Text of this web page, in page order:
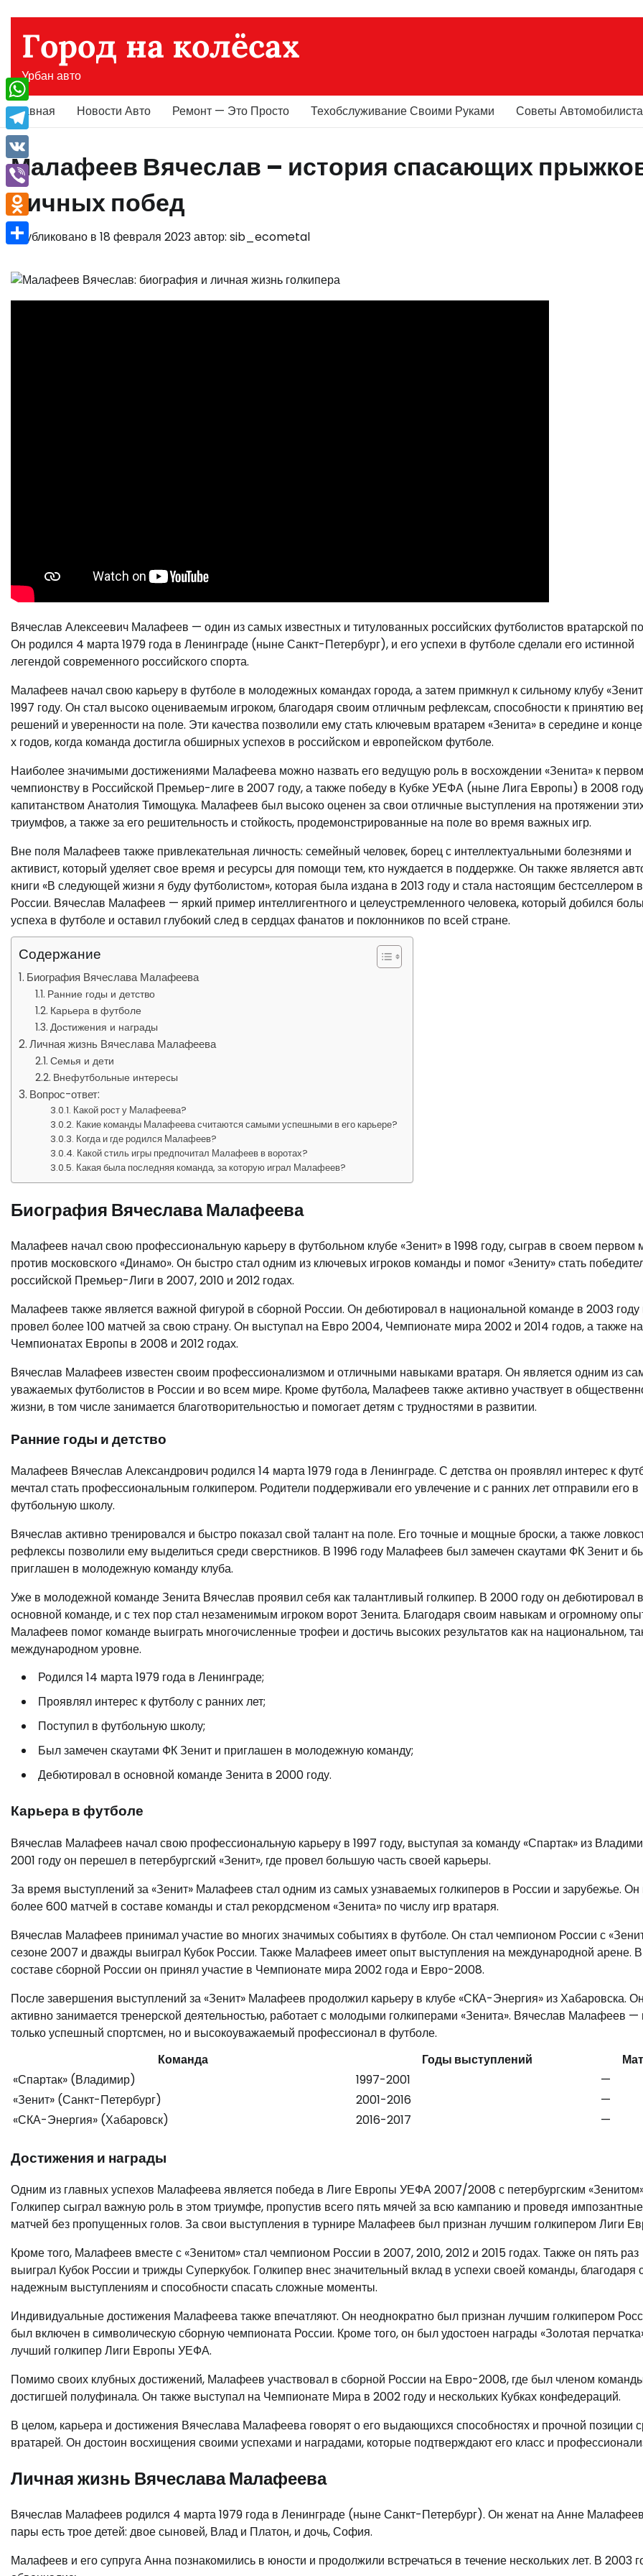
содержимому
Город на колёсах
Урбан авто
Главная Новости Авто Ремонт — Это Просто Техобслуживание Своими Руками Советы
Малафеев Вячеслав – история спасающих
личных побед
Опубликовано в 18 февраля 2023автор: sib_ecometal
Вячеслав Алексеевич Малафеев — один из самых известных и титулованных российских футболистов вратарской
Он родился 4 марта 1979 года в Ленинграде (ныне Санкт-Петербург), и его успехи в футболе сделали его истинной
легендой современного российского спорта.
Малафеев начал свою карьеру в футболе в молодежных командах города, а затем примкнул к сильному клубу
1997 году. Он стал высоко оцениваемым игроком, благодаря своим отличным рефлексам, способности к принятию
решений и уверенности на поле. Эти качества позволили ему стать ключевым вратарем «Зенита» в середине и
х годов, когда команда достигла обширных успехов в российском и европейском футболе.
Наиболее значимыми достижениями Малафеева можно назвать его ведущую роль в восхождении «Зенита» к
чемпионству в Российской Премьер-лиге в 2007 году, а также победу в Кубке УЕФА (ныне Лига Европы) в 2008
капитанством Анатолия Тимощука. Малафеев был высоко оценен за свои отличные выступления на протяжении
триумфов, а также за его решительность и стойкость, продемонстрированные на поле во время важных игр.
Вне поля Малафеев также привлекательная личность: семейный человек, борец с интеллектуальными болезнями и
активист, который уделяет свое время и ресурсы для помощи тем, кто нуждается в поддержке. Он также является
книги «В следующей жизни я буду футболистом», которая была издана в 2013 году и стала настоящим бестселлером в
России. Вячеслав Малафеев — яркий пример интеллигентного и целеустремленного человека, который добился
успеха в футболе и оставил глубокий след в сердцах фанатов и поклонников по всей стране.
Содержание
Биография Вячеслава Малафеева
Ранние годы и детство
Карьера в футболе
Достижения и награды
Личная жизнь Вячеслава Малафеева
Семья и дети
Внефутбольные интересы
Вопрос-ответ:
Какой рост у Малафеева?
Какие команды Малафеева считаются самыми успешными в его карьере?
Когда и где родился Малафеев?
Какой стиль игры предпочитал Малафеев в воротах?
Какая была последняя команда, за которую играл Малафеев?
Биография Вячеслава Малафеева
Малафеев начал свою профессиональную карьеру в футбольном клубе «Зенит» в 1998 году, сыграв в своем первом
против московского «Динамо». Он быстро стал одним из ключевых игроков команды и помог «Зениту» стать
российской Премьер-Лиги в 2007, 2010 и 2012 годах.
Малафеев также является важной фигурой в сборной России. Он дебютировал в национальной команде в 2003 году
провел более 100 матчей за свою страну. Он выступал на Евро 2004, Чемпионате мира 2002 и 2014 годов, а также на
Чемпионатах Европы в 2008 и 2012 годах.
Вячеслав Малафеев известен своим профессионализмом и отличными навыками вратаря. Он является одним из
уважаемых футболистов в России и во всем мире. Кроме футбола, Малафеев также активно участвует в
жизни, в том числе занимается благотворительностью и помогает детям с трудностями в развитии.
Ранние годы и детство
Малафеев Вячеслав Александрович родился 14 марта 1979 года в Ленинграде. С детства он проявлял интерес к
мечтал стать профессиональным голкипером. Родители поддерживали его увлечение и с ранних лет отправили его в
футбольную школу.
Вячеслав активно тренировался и быстро показал свой талант на поле. Его точные и мощные броски, а также
рефлексы позволили ему выделиться среди сверстников. В 1996 году Малафеев был замечен скаутами ФК Зенит и
приглашен в молодежную команду клуба.
Уже в молодежной команде Зенита Вячеслав проявил себя как талантливый голкипер. В 2000 году он дебютировал в
основной команде, и с тех пор стал незаменимым игроком ворот Зенита. Благодаря своим навыкам и огромному
Малафеев помог команде выиграть многочисленные трофеи и достичь высоких результатов как на национальном,
международном уровне.
Родился 14 марта 1979 года в Ленинграде;
Проявлял интерес к футболу с ранних лет;
Поступил в футбольную школу;
Был замечен скаутами ФК Зенит и приглашен в молодежную команду;
Дебютировал в основной команде Зенита в 2000 году.
Карьера в футболе
Вячеслав Малафеев начал свою профессиональную карьеру в 1997 году, выступая за команду «Спартак» из
2001 году он перешел в петербургский «Зенит», где провел большую часть своей карьеры.
За время выступлений за «Зенит» Малафеев стал одним из самых узнаваемых голкиперов в России и зарубежье. Он
более 600 матчей в составе команды и стал рекордсменом «Зенита» по числу игр вратаря.
Вячеслав Малафеев принимал участие во многих значимых событиях в футболе. Он стал чемпионом России с
сезоне 2007 и дважды выиграл Кубок России. Также Малафеев имеет опыт выступления на международной арене. В
составе сборной России он принял участие в Чемпионате мира 2002 года и Евро-2008.
После завершения выступлений за «Зенит» Малафеев продолжил карьеру в клубе «СКА-Энергия» из Хабаровска.
активно занимается тренерской деятельностью, работает с молодыми голкиперами «Зенита». Вячеслав Малафеев —
только успешный спортсмен, но и высокоуважаемый профессионал в футболе.
Команда
Годы выступлений
«Спартак» (Владимир)
1997-2001
—
«Зенит» (Санкт-Петербург)
2001-2016
—
«СКА-Энергия» (Хабаровск)
2016-2017 —
Достижения и награды
Одним из главных успехов Малафеева является победа в Лиге Европы УЕФА 2007/2008 с петербургским
Голкипер сыграл важную роль в этом триумфе, пропустив всего пять мячей за всю кампанию и проведя
матчей без пропущенных голов. За свои выступления в турнире Малафеев был признан лучшим голкипером Лиги
Кроме того, Малафеев вместе с «Зенитом» стал чемпионом России в 2007, 2010, 2012 и 2015 годах. Также он пять раз
выиграл Кубок России и трижды Суперкубок. Голкипер внес значительный вклад в успехи своей команды, благодаря
надежным выступлениям и способности спасать сложные моменты.
Индивидуальные достижения Малафеева также впечатляют. Он неоднократно был признан лучшим голкипером
был включен в символическую сборную чемпионата России. Кроме того, он был удостоен награды «Золотая
лучший голкипер Лиги Европы УЕФА.
Помимо своих клубных достижений, Малафеев участвовал в сборной России на Евро-2008, где был членом
достигшей полуфинала. Он также выступал на Чемпионате Мира в 2002 году и нескольких Кубках конфедераций.
В целом, карьера и достижения Вячеслава Малафеева говорят о его выдающихся способностях и прочной позиции
вратарей. Он достоин восхищения своими успехами и наградами, которые подтверждают его класс и
Личная жизнь Вячеслава Малафеева
Вячеслав Малафеев родился 4 марта 1979 года в Ленинграде (ныне Санкт-Петербург). Он женат на Анне
пары есть трое детей: двое сыновей, Влад и Платон, и дочь, София.
Малафеев и его супруга Анна познакомились в юности и продолжили встречаться в течение нескольких лет. В 2003
WhatsApp
Telegram
VK
Viber
Odnoklassniki